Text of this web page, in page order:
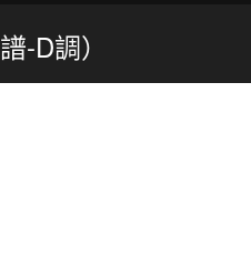
-D調）